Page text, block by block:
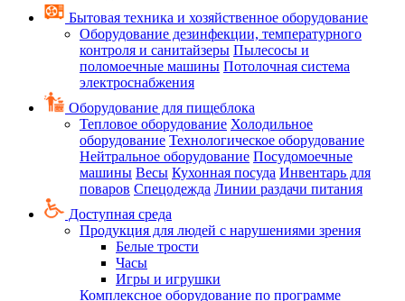
Бытовая техника и хозяйственное оборудование
Оборудование дезинфекции, температурного
контроля и санитайзеры Пылесосы и
поломоечные машины Потолочная система
электроснабжения
Оборудование для пищеблока
Тепловое оборудование Холодильное
оборудование Технологическое оборудование
Нейтральное оборудование Посудомоечные
машины Весы Кухонная посуда Инвентарь для
поваров Спецодежда Линии раздачи питания
Доступная среда
Продукция для людей с нарушениями зрения
Белые трости
Часы
Игры и игрушки
Комплексное оборудование по программе